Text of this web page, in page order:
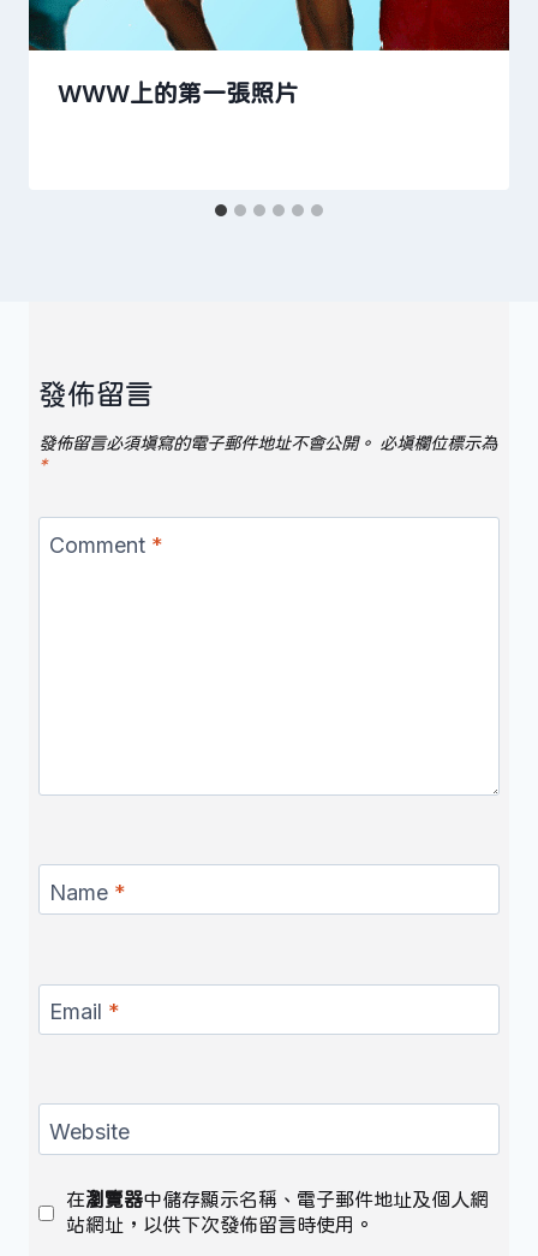
WWW上的第一張照片
發佈留言
發佈留言必須填寫的電子郵件地址不會公開。 必填欄位標示為
*
Comment *
Name *
Email *
Website
在瀏覽器中儲存顯示名稱、電子郵件地址及個人網
站網址，以供下次發佈留言時使用。